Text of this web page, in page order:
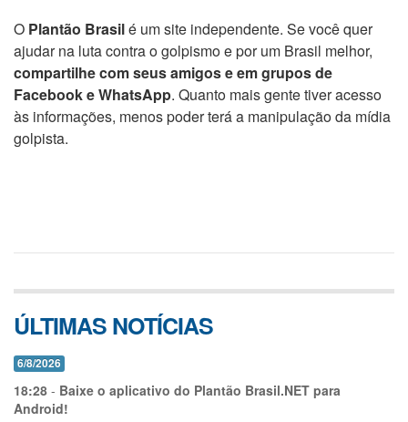
O Plantão Brasilé um site independente. Se você quer
ajudar na luta contra o golpismo e por um Brasil melhor,
compartilhe com seus amigos e em grupos de
Facebook e WhatsApp. Quanto mais gente tiver acesso
às informações, menos poder terá a manipulação da mídia
golpista.
ÚLTIMAS NOTÍCIAS
6/8/2026
18:28 - Baixe o aplicativo do Plantão Brasil.NET para
Android!